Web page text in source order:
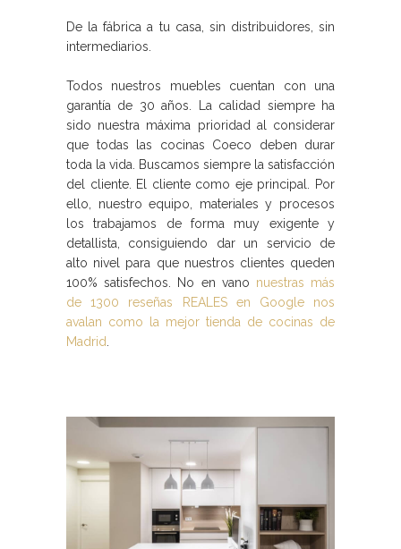
De la fábrica a tu casa, sin distribuidores, sin
intermediarios.
Todos nuestros muebles cuentan con una
garantía de 30 años. La calidad siempre ha
sido nuestra máxima prioridad al considerar
que todas las cocinas Coeco deben durar
toda la vida. Buscamos siempre la satisfacción
del cliente. El cliente como eje principal. Por
ello, nuestro equipo, materiales y procesos
los trabajamos de forma muy exigente y
detallista, consiguiendo dar un servicio de
alto nivel para que nuestros clientes queden
100% satisfechos. No en vano nuestras más
de 1300 reseñas REALES en Google nos
avalan como la mejor tienda de cocinas de
Madrid